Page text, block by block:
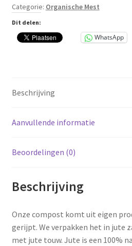
-
duurzaam
verpakt
aantal
Categorie: Organische Mest
Dit delen:
WhatsApp
Beschrijving
Aanvullende informatie
Beoordelingen (0)
Beschrijving
Onze compost komt uit eigen
gerijpt. We verpakken het in jute
met jute touw. Jute is een 100%